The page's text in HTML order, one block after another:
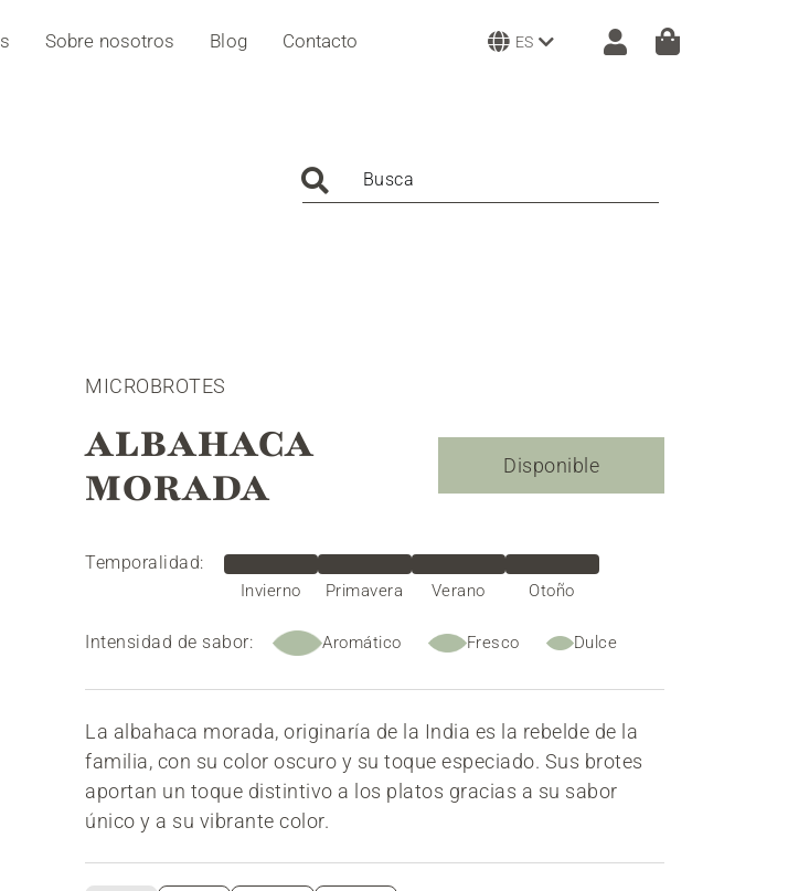
Sobre nosotros Blog Contacto ES
Busca
MICROBROTES
ALBAHACA
MORADA
Disponible
Temporalidad:
Invierno Primavera Verano Otoño
Intensidad de sabor: Aromático Fresco Dulce
La albahaca morada, originaría de la India es la rebelde de la
familia, con su color oscuro y su toque especiado. Sus brotes
aportan un toque distintivo a los platos gracias a su sabor
único y a su vibrante color.